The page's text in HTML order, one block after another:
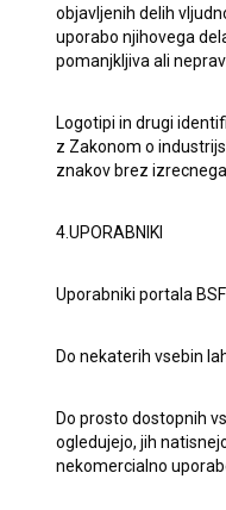
objavljenih delih
uporabo njihovega
pomanjkljiva ali
Logotipi in drugi
z Zakonom o
znakov brez
4.UPORABNIKI
Uporabniki portala
Do nekaterih vsebin
Do prosto dostopnih
ogledujejo, jih
nekomercialno